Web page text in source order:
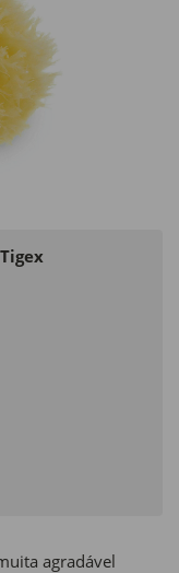
agradável